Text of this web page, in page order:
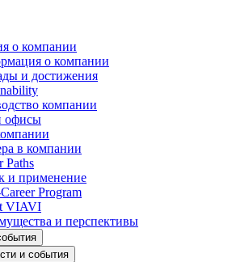
о компании
о компании
и достижения
компании
офисы
в компании
Paths
и применение
Program
VIAVI
и перспективы
и события